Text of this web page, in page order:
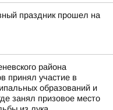
праздник прошел на
района
принял участие в
образований и
занял призовое место